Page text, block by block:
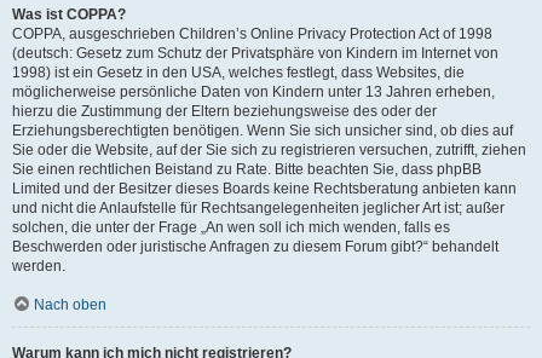
Was ist COPPA?
COPPA, ausgeschrieben Children’s Online Privacy Protection Act of 1998
(deutsch: Gesetz zum Schutz der Privatsphäre von Kindern im Internet von
1998) ist ein Gesetz in den USA, welches festlegt, dass Websites, die
möglicherweise persönliche Daten von Kindern unter 13 Jahren erheben,
hierzu die Zustimmung der Eltern beziehungsweise des oder der
Erziehungsberechtigten benötigen. Wenn Sie sich unsicher sind, ob dies auf
Sie oder die Website, auf der Sie sich zu registrieren versuchen, zutrifft, ziehen
Sie einen rechtlichen Beistand zu Rate. Bitte beachten Sie, dass phpBB
Limited und der Besitzer dieses Boards keine Rechtsberatung anbieten kann
und nicht die Anlaufstelle für Rechtsangelegenheiten jeglicher Art ist; außer
solchen, die unter der Frage „An wen soll ich mich wenden, falls es
Beschwerden oder juristische Anfragen zu diesem Forum gibt?“ behandelt
werden.
Nach oben
Warum kann ich mich nicht registrieren?